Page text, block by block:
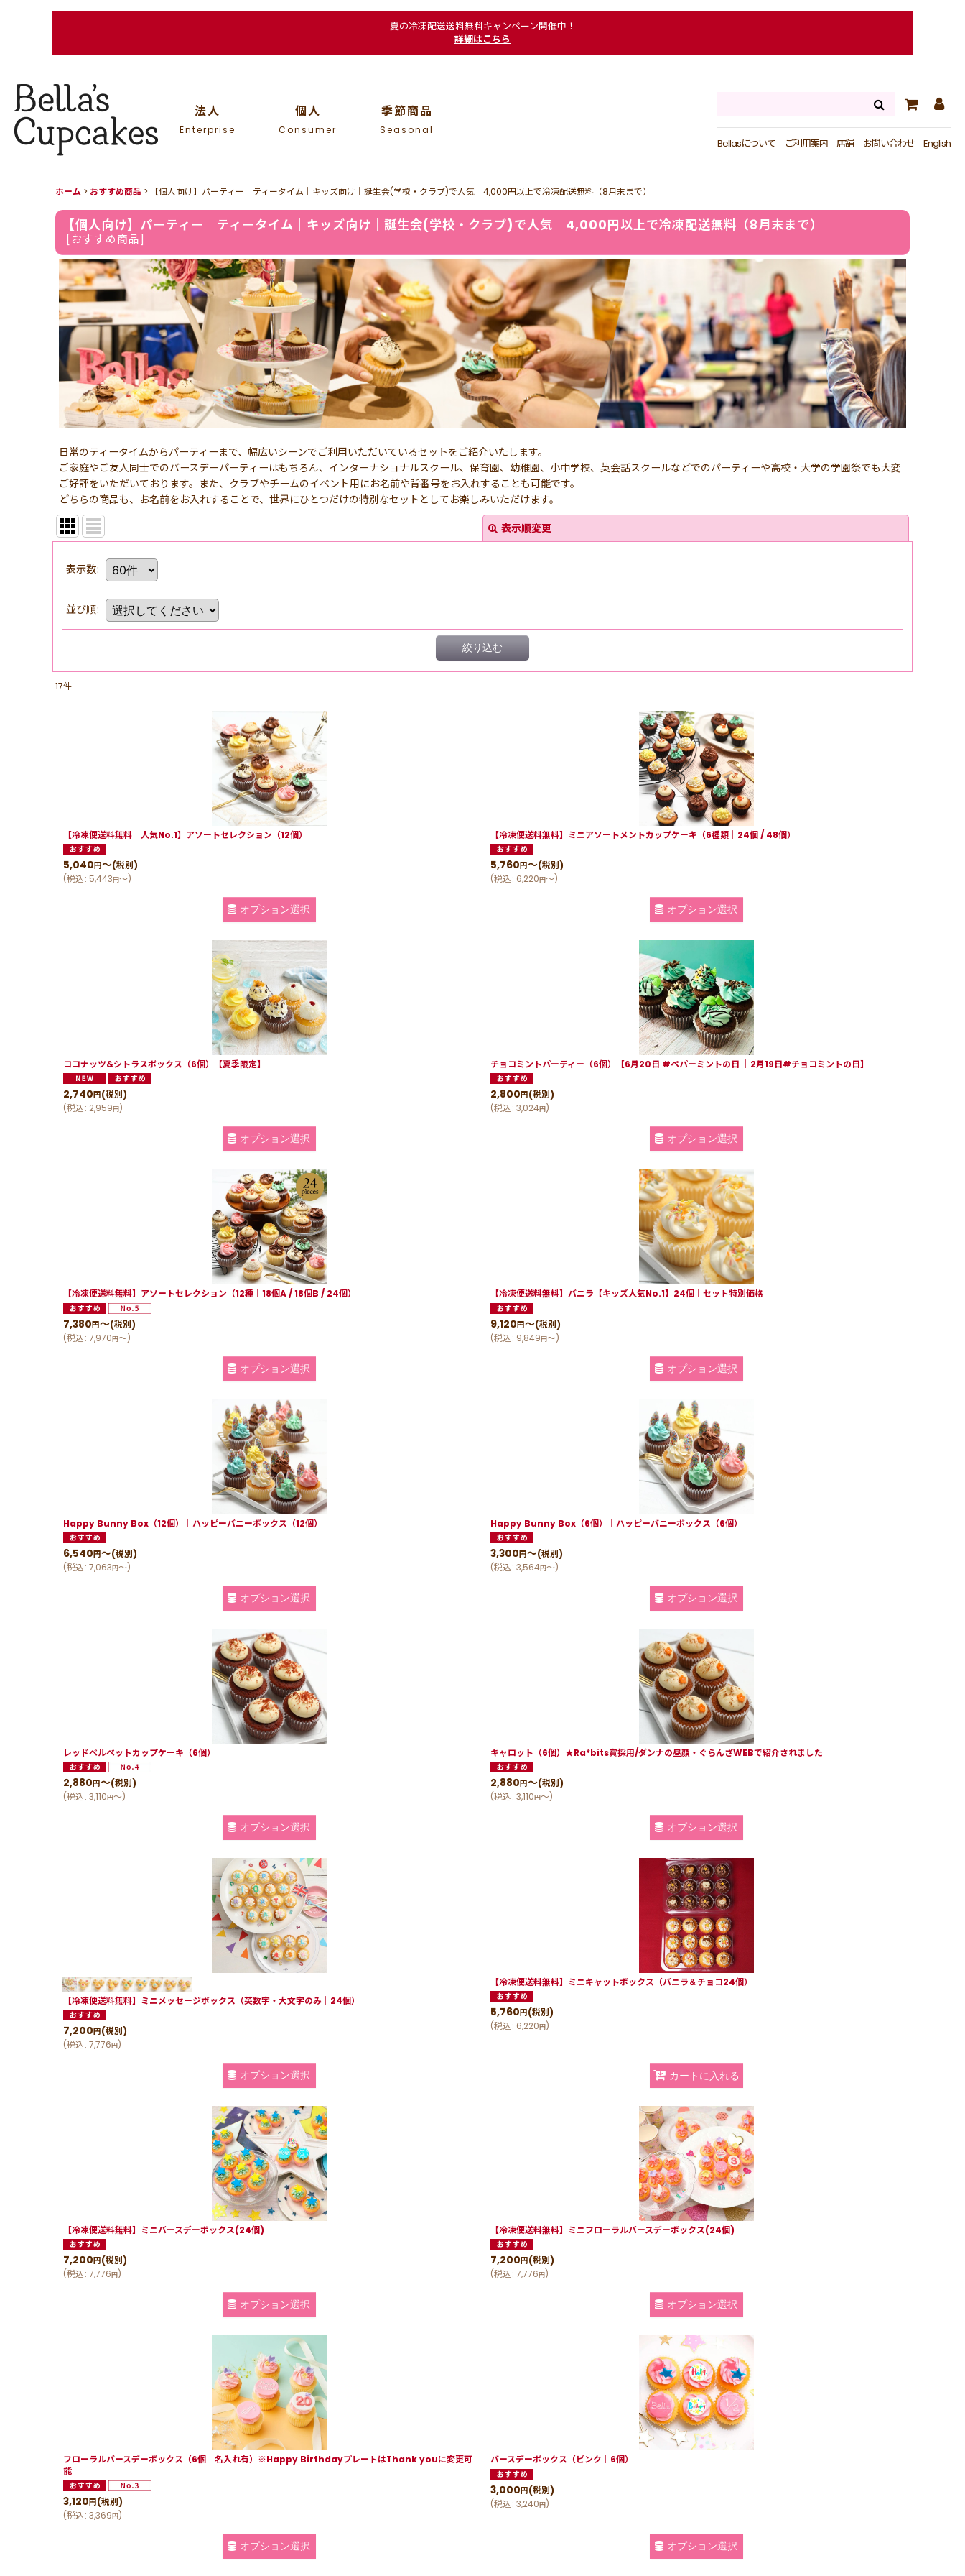
夏の冷凍配送送料無料キャンペーン開催中！
詳細はこちら
法人
Enterprise
個人
Consumer
季節商品
Seasonal
Bellasについて ご利用案内 店舗 お問い合わせ English
ホーム > おすすめ商品 > 【個人向け】パーティー｜ティータイム｜キッズ向け｜誕生会(学校・クラブ)で人気 4,000円以上で冷凍配送無料（8月末まで）
【個人向け】パーティー｜ティータイム｜キッズ向け｜誕生会(学校・クラブ)で人気 4,000円以上で冷凍配送無料（8月末まで）
おすすめ商品
日常のティータイムからパーティーまで、幅広いシーンでご利用いただいているセットをご紹介いたします。
ご家庭やご友人同士でのバースデーパーティーはもちろん、インターナショナルスクール、保育園、幼稚園、小中学校、英会話スクールなどでのパーティーや高校・大学の学園祭でも大変
ご好評をいただいております。また、クラブやチームのイベント用にお名前や背番号をお入れすることも可能です。
どちらの商品も、お名前をお入れすることで、世界にひとつだけの特別なセットとしてお楽しみいただけます。
表示順変更
表示数:
並び順:
絞り込む
17件
【冷凍便送料無料｜人気No.1】アソートセレクション（12個）
5,040 円～(税別)
(税込: 5,443円～)
オプション選択
【冷凍便送料無料】ミニアソートメントカップケーキ（6種類｜24個 / 48個）
5,760 円～(税別)
(税込: 6,220円～)
オプション選択
ココナッツ&シトラスボックス（6個）【夏季限定】
2,740 円(税別)
(税込: 2,959円)
オプション選択
チョコミントパーティー（6個）【6月20日 #ペパーミントの日 ｜2月19日#チョコミントの日】
2,800 円(税別)
(税込: 3,024円)
オプション選択
【冷凍便送料無料】アソートセレクション（12種｜18個A / 18個B / 24個）
7,380円～(税別)
(税込: 7,970円～)
オプション選択
【冷凍便送料無料】バニラ【キッズ人気No.1】24個｜セット特別価格
9,120円～(税別)
(税込: 9,849円～)
オプション選択
Happy Bunny Box（12個）│ハッピーバニーボックス（12個）
6,540円～(税別)
(税込: 7,063円～)
オプション選択
Happy Bunny Box（6個）│ハッピーバニーボックス（6個）
3,300円～(税別)
(税込: 3,564円～)
オプション選択
レッドベルベットカップケーキ（6個）
2,880 円～(税別)
(税込: 3,110円～)
オプション選択
キャロット（6個）★Ra*bits賞採用/ダンナの昼顔・ぐらんざWEBで紹介されました
2,880 円～(税別)
(税込: 3,110円～)
オプション選択
【冷凍便送料無料】ミニメッセージボックス（英数字・大文字のみ｜24個）
7,200 円(税別)
(税込: 7,776円)
オプション選択
【冷凍便送料無料】ミニキャットボックス（バニラ＆チョコ24個）
5,760 円(税別)
(税込: 6,220円)
カートに入れる
【冷凍便送料無料】ミニバースデーボックス(24個)
7,200 円(税別)
(税込: 7,776円)
オプション選択
【冷凍便送料無料】ミニフローラルバースデーボックス(24個)
7,200 円(税別)
(税込: 7,776円)
オプション選択
フローラルバースデーボックス（6個｜名入れ有）※Happy BirthdayプレートはThank youに変更可
能
3,120円(税別)
(税込: 3,369円)
オプション選択
バースデーボックス（ピンク｜6個）
3,000円(税別)
(税込: 3,240円)
オプション選択